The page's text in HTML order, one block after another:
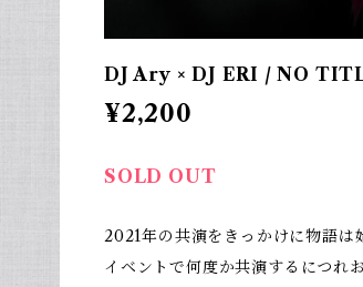
DJ Ary × DJ ERI / NO
¥2,200
SOLD OUT
2021年の共演をきっかけに物語は
イベントで何度か共演するにつれ